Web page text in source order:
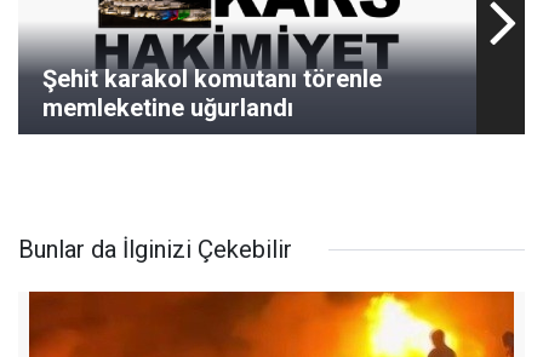
Şehit karakol komutanı törenle
memleketine uğurlandı
Bunlar da İlginizi Çekebilir